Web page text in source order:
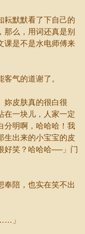
默默看了下自己的
那么，用词还真是别
是不是水电师傅来
气的道谢了。
皮肤真的很白很
在一块儿，人家一定
分明啊，哈哈哈！我
生出来的小宝宝的皮
好笑？哈哈哈──」门
陪，也实在笑不出
」